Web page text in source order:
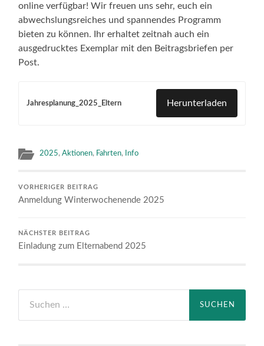
online verfügbar! Wir freuen uns sehr, euch ein
abwechslungsreiches und spannendes Programm
bieten zu können. Ihr erhaltet zeitnah auch ein
ausgedrucktes Exemplar mit den Beitragsbriefen per
Post.
Jahresplanung_2025_Eltern Herunterladen
2025,Aktionen, Fahrten, Info
VORHERIGER BEITRAG
Anmeldung Winterwochenende 2025
NÄCHSTER BEITRAG
Einladung zum Elternabend 2025
nach: